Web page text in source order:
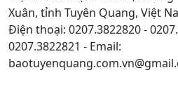
Xuân, tỉnh Tuyên Quang, Việt
Điện thoại: 0207.3822820 -
0207.3822821 - Email: